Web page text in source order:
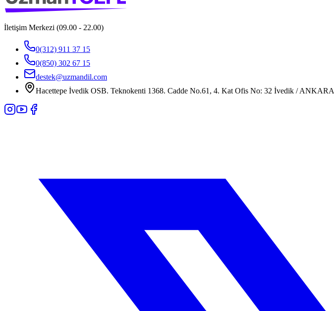
İletişim Merkezi (09.00 - 22.00)
0(312) 911 37 15
0(850) 302 67 15
destek@uzmandil.com
Hacettepe İvedik OSB. Teknokenti 1368. Cadde No.61, 4. Kat Ofis No: 32 İvedik / ANKARA